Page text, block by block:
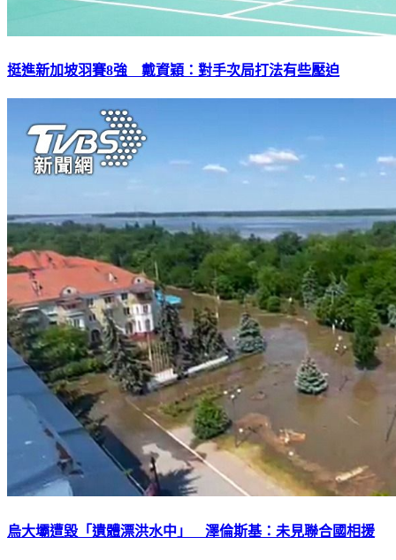
挺進新加坡羽賽8強 戴資穎：對手次局打法有些壓迫
烏大壩遭毀「遺體漂洪水中」 澤倫斯基：未見聯合國相援